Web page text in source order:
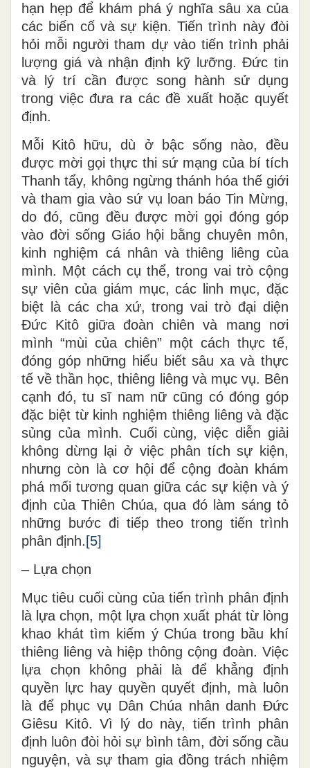
hạn hẹp để khám phá ý nghĩa sâu xa của
các biến cố và sự kiện. Tiến trình này đòi
hỏi mỗi người tham dự vào tiến trình phải
lượng giá và nhận định kỹ lưỡng. Đức tin
và lý trí cần được song hành sử dụng
trong việc đưa ra các đề xuất hoặc quyết
định.
Mỗi Kitô hữu, dù ở bậc sống nào, đều
được mời gọi thực thi sứ mạng của bí tích
Thanh tẩy, không ngừng thánh hóa thế giới
và tham gia vào sứ vụ loan báo Tin Mừng,
do đó, cũng đều được mời gọi đóng góp
vào đời sống Giáo hội bằng chuyên môn,
kinh nghiệm cá nhân và thiêng liêng của
mình. Một cách cụ thể, trong vai trò cộng
sự viên của giám mục, các linh mục, đặc
biệt là các cha xứ, trong vai trò đại diện
Đức Kitô giữa đoàn chiên và mang nơi
mình “mùi của chiên” một cách thực tế,
đóng góp những hiểu biết sâu xa và thực
tế về thần học, thiêng liêng và mục vụ. Bên
cạnh đó, tu sĩ nam nữ cũng có đóng góp
đặc biệt từ kinh nghiệm thiêng liêng và đặc
sủng của mình. Cuối cùng, việc diễn giải
không dừng lại ở việc phân tích sự kiện,
nhưng còn là cơ hội để cộng đoàn khám
phá mối tương quan giữa các sự kiện và ý
định của Thiên Chúa, qua đó làm sáng tỏ
những bước đi tiếp theo trong tiến trình
phân định. [5]
– Lựa chọn
Mục tiêu cuối cùng của tiến trình phân định
là lựa chọn, một lựa chọn xuất phát từ lòng
khao khát tìm kiếm ý Chúa trong bầu khí
thiêng liêng và hiệp thông cộng đoàn. Việc
lựa chọn không phải là để khẳng định
quyền lực hay quyền quyết định, mà luôn
là để phục vụ Dân Chúa nhân danh Đức
Giêsu Kitô. Vì lý do này, tiến trình phân
định luôn đòi hỏi sự bình tâm, đời sống cầu
nguyện, và sự tham gia đồng trách nhiệm